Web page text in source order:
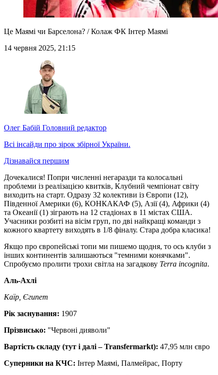
Це Маямі чи Барселона? / Колаж ФК Інтер Маямі
14 червня 2025, 21:15
Олег Бабій Головний редактор
Всі інсайди про зірок збірної України.
Дізнавайся першим
Дочекалися! Попри численні негаразди та колосальні
проблеми із реалізацією квитків, Клубний чемпіонат світу
виходить на старт. Одразу 32 колективи із Європи (12),
Південної Америки (6), КОНКАКАФ (5), Азії (4), Африки (4)
та Океанії (1) зіграють на 12 стадіонах в 11 містах США.
Учасники розбиті на вісім груп, по дві найкращі команди з
кожного квартету виходять в 1/8 фіналу. Стара добра класика!
Якщо про європейські топи ми пишемо щодня, то ось клуби з
інших континентів залишаються "темними конячками".
Спробуємо пролити трохи світла на загадкову Terra incognita.
Аль-Ахлі
Каїр, Єгипет
Рік заснування: 1907
Прізвисько: "Червоні дияволи"
Вартість складу (тут і далі – Transfermarkt): 47,95 млн євро
Суперники на КЧС: Інтер Маямі, Палмейрас, Порту